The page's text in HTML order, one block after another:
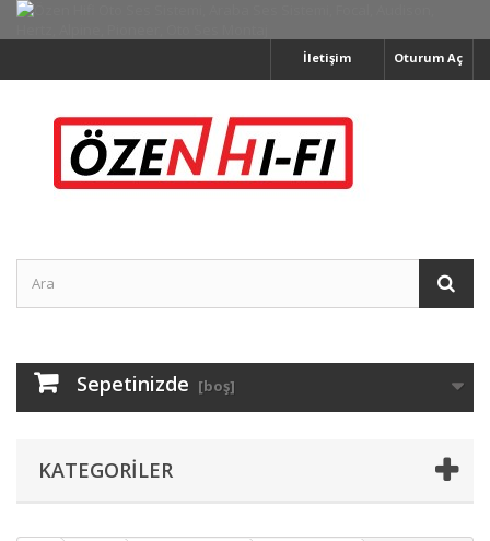
Oturum Aç
İletişim
Sepetinizde [boş]
KATEGORILER